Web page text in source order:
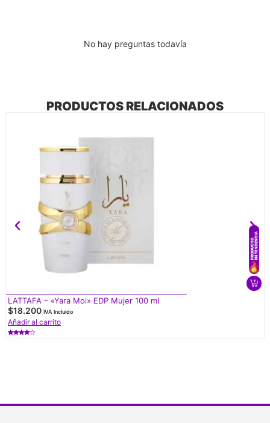
No hay preguntas todavía
PRODUCTOS RELACIONADOS
LATTAFA – «Yara Moi» EDP Mujer 100 ml
$18.200 IVA Incluido
Añadir al carrito